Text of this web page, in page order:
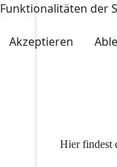
Hier findest
Funktionalitäten der
Akzeptieren